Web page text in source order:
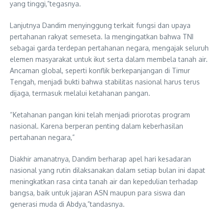
yang tinggi,”tegasnya.
Lanjutnya Dandim menyinggung terkait fungsi dan upaya
pertahanan rakyat semeseta. Ia mengingatkan bahwa TNI
sebagai garda terdepan pertahanan negara, mengajak seluruh
elemen masyarakat untuk ikut serta dalam membela tanah air.
Ancaman global, seperti konflik berkepanjangan di Timur
Tengah, menjadi bukti bahwa stabilitas nasional harus terus
dijaga, termasuk melalui ketahanan pangan.
“Ketahanan pangan kini telah menjadi priorotas program
nasional. Karena berperan penting dalam keberhasilan
pertahanan negara,”
Diakhir amanatnya, Dandim berharap apel hari kesadaran
nasional yang rutin dilaksanakan dalam setiap bulan ini dapat
meningkatkan rasa cinta tanah air dan kepedulian terhadap
bangsa, baik untuk jajaran ASN maupun para siswa dan
generasi muda di Abdya,”tandasnya.